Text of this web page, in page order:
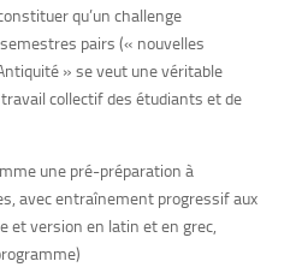
qu’un challenge
pairs (« nouvelles
» se veut une véritable
collectif des étudiants et de
une pré-préparation à
avec entraînement progressif aux
et version en latin et en grec,